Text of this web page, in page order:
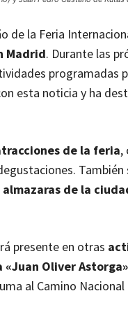
de la Feria
Madrid. Durante las
programadas
esta noticia y ha
de la feria,
de la
presente en otras
Oliver
al Camino